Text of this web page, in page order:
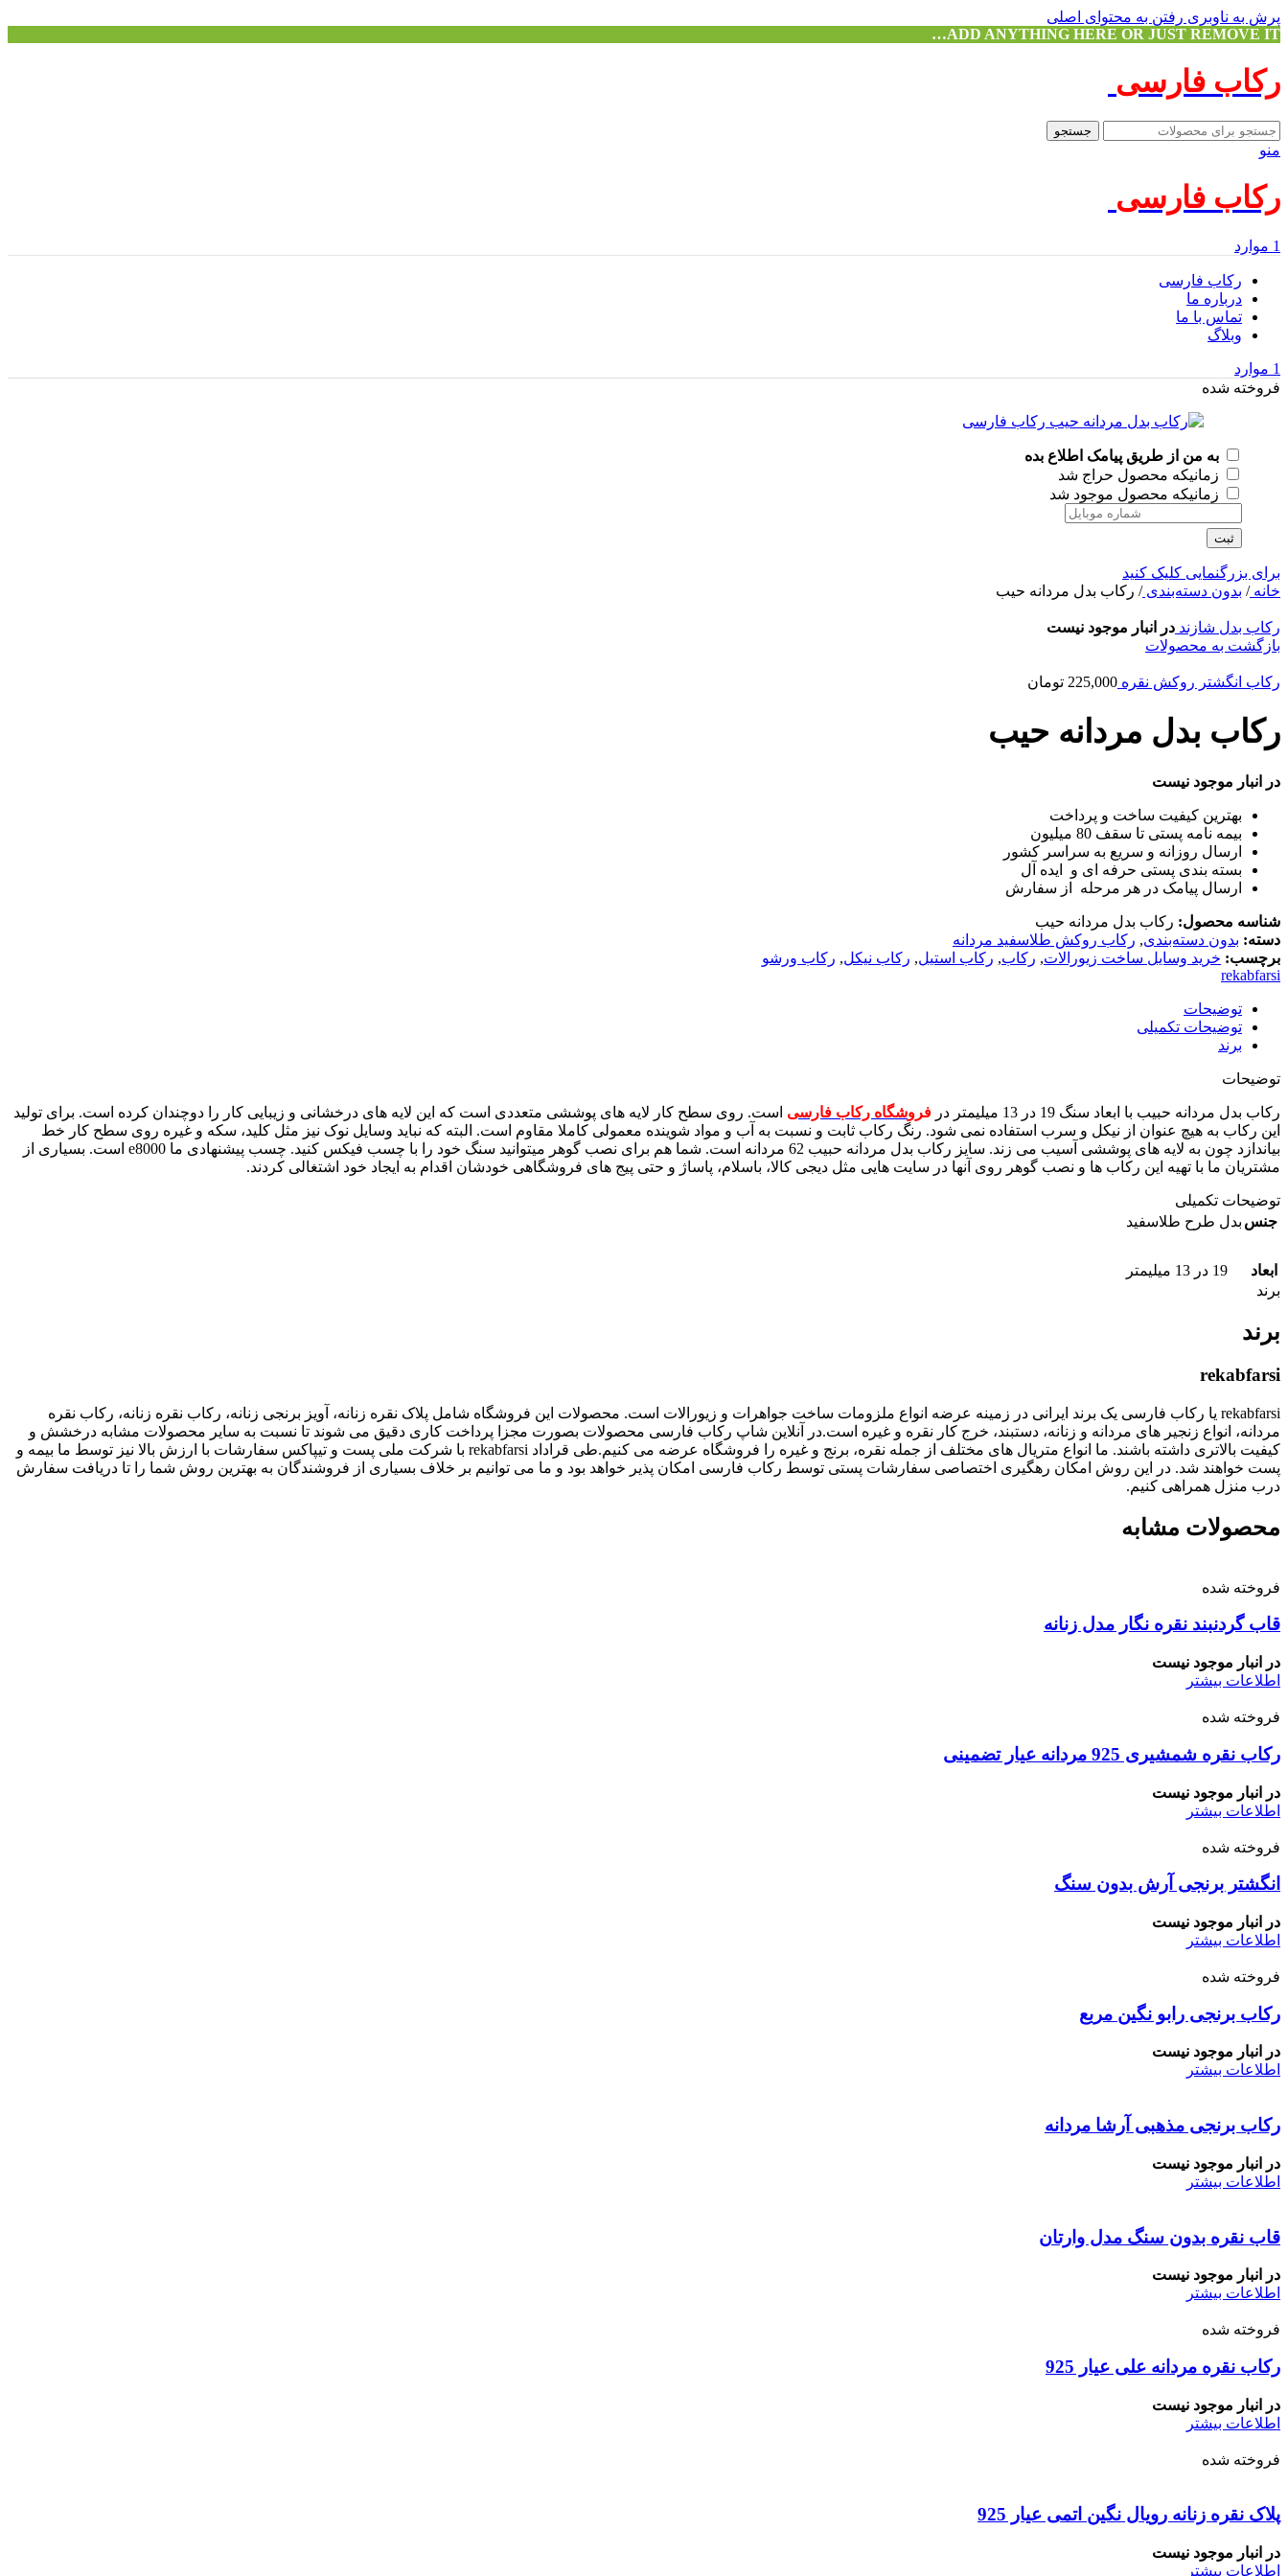
پرش به ناوبری رفتن به محتوای اصلی
ADD ANYTHING HERE OR JUST REMOVE IT…
رکاب فارسی
جستجو
منو
رکاب فارسی
1 موارد
رکاب فارسی
درباره ما
تماس با ما
وبلاگ
1 موارد
فروخته شده
به من از طریق پیامک اطلاع بده
زمانیکه محصول حراج شد
زمانیکه محصول موجود شد
ثبت
برای بزرگنمایی کلیک کنید
خانه/ بدون دسته‌بندی/ رکاب بدل مردانه حیب
رکاب بدل شازند در انبار موجود نیست
بازگشت به محصولات
رکاب انگشتر روکش نقره 225,000 تومان
رکاب بدل مردانه حیب
در انبار موجود نیست
بهترین کیفیت ساخت و پرداخت
بیمه نامه پستی تا سقف 80 میلیون
ارسال روزانه و سریع به سراسر کشور
بسته بندی پستی حرفه ای و ایده آل
ارسال پیامک در هر مرحله از سفارش
شناسه محصول: رکاب بدل مردانه حیب
دسته: بدون دسته‌بندی, رکاب روکش طلاسفید مردانه
برچسب: خرید وسایل ساخت زیورالات, رکاب, رکاب استیل, رکاب نیکل, رکاب ورشو
rekabfarsi
توضیحات
توضیحات تکمیلی
برند
توضیحات
رکاب بدل مردانه حبیب با ابعاد سنگ 19 در 13 میلیمتر در فروشگاه رکاب فارسی است. روی سطح کار لایه های پوششی متعددی است که این لایه های درخشانی و زیبایی کار را دوچندان کرده است. برای تولید
این رکاب به هیچ عنوان از نیکل و سرب استفاده نمی شود. رنگ رکاب ثابت و نسبت به آب و مواد شوینده معمولی کاملا مقاوم است. البته که نباید وسایل نوک نیز مثل کلید، سکه و غیره روی سطح کار خط
بیاندازد چون به لایه های پوششی آسیب می زند. سایز رکاب بدل مردانه حبیب 62 مردانه است. شما هم برای نصب گوهر میتوانید سنگ خود را با چسب فیکس کنید. چسب پیشنهادی ما e8000 است. بسیاری از
مشتریان ما با تهیه این رکاب ها و نصب گوهر روی آنها در سایت هایی مثل دیجی کالا، باسلام، پاساژ و حتی پیج های فروشگاهی خودشان اقدام به ایجاد خود اشتغالی کردند.
توضیحات تکمیلی
جنس بدل طرح طلاسفید
ابعاد
19 در 13 میلیمتر
برند
برند
rekabfarsi
rekabfarsi یا رکاب فارسی یک برند ایرانی در زمینه عرضه انواع ملزومات ساخت جواهرات و زیورالات است. محصولات این فروشگاه شامل پلاک نقره زنانه، آویز برنجی زنانه، رکاب نقره زنانه، رکاب نقره
مردانه، انواع زنجیر های مردانه و زنانه، دستبند، خرج کار نقره و غیره است.در آنلاین شاپ رکاب فارسی محصولات بصورت مجزا پرداخت کاری دقیق می شوند تا نسبت به سایر محصولات مشابه درخشش و
کیفیت بالاتری داشته باشند. ما انواع متریال های مختلف از جمله نقره، برنج و غیره را فروشگاه عرضه می کنیم.طی قراداد rekabfarsi با شرکت ملی پست و تیپاکس سفارشات با ارزش بالا نیز توسط ما بیمه و
پست خواهند شد. در این روش امکان رهگیری اختصاصی سفارشات پستی توسط رکاب فارسی امکان پذیر خواهد بود و ما می توانیم بر خلاف بسیاری از فروشندگان به بهترین روش شما را تا دریافت سفارش
درب منزل همراهی کنیم.
محصولات مشابه
فروخته شده
قاب گردنبند نقره نگار مدل زنانه
در انبار موجود نیست
اطلاعات بیشتر
فروخته شده
رکاب نقره شمشیری 925 مردانه عیار تضمینی
در انبار موجود نیست
اطلاعات بیشتر
فروخته شده
انگشتر برنجی آرش بدون سنگ
در انبار موجود نیست
اطلاعات بیشتر
فروخته شده
رکاب برنجی رابو نگین مربع
در انبار موجود نیست
اطلاعات بیشتر
رکاب برنجی مذهبی آرشا مردانه
در انبار موجود نیست
اطلاعات بیشتر
قاب نقره بدون سنگ مدل وارتان
در انبار موجود نیست
اطلاعات بیشتر
فروخته شده
رکاب نقره مردانه علی عیار 925
در انبار موجود نیست
اطلاعات بیشتر
فروخته شده
پلاک نقره زنانه رویال نگین اتمی عیار 925
در انبار موجود نیست
اطلاعات بیشتر